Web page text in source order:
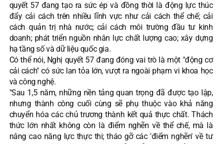
quyết 57 đang tạo ra sức ép và đồng thời là động lực thúc
đẩy cải cách trên nhiều lĩnh vực như cải cách thể chế; cải
cách quản trị nhà nước; cải cách môi trường đầu tư kinh
doanh; phát triển nguồn nhân lực chất lượng cao; xây dựng
hạ tầng số và dữ liệu quốc gia.
Có thể nói, Nghị quyết 57 đang đóng vai trò là một "động cơ
cải cách" có sức lan tỏa lớn, vượt ra ngoài phạm vi khoa học
và công nghệ.
"Sau 1,5 năm, những nền tảng quan trọng đã được tạo lập,
nhưng thành công cuối cùng sẽ phụ thuộc vào khả năng
chuyển hóa các chủ trương thành kết quả thực chất. Thách
thức lớn nhất không còn là điểm nghẽn về thể chế, mà là
nâng cao năng lực thực thi; tháo gỡ các 'điểm nghẽn' về tư